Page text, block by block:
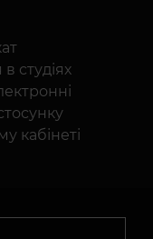
студіях
кабінеті